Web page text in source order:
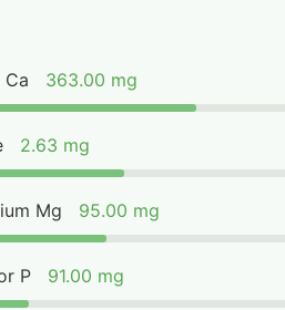
Ca 363.00 mg
2.63 mg
Mg 95.00 mg
P 91.00 mg